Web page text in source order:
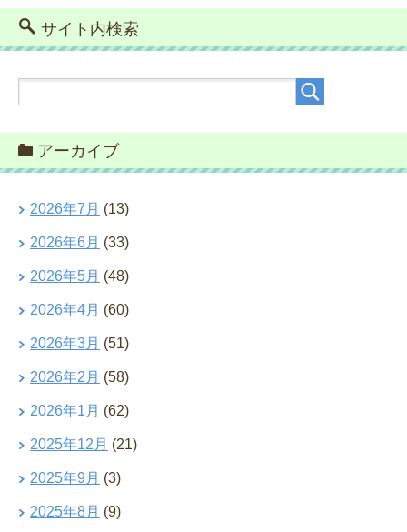
サイト内検索
アーカイブ
2026年7月 (13)
2026年6月 (33)
2026年5月 (48)
2026年4月 (60)
2026年3月 (51)
2026年2月 (58)
2026年1月 (62)
2025年12月 (21)
2025年9月 (3)
2025年8月 (9)